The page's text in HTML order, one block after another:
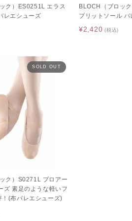
ク）ES0251L エラス
レエシューズ
BLOCH（ブロッ
プリットソール バ
¥2,420 (税込)
SOLD OUT
ク）S0271L プロアー
ズ 素足のような軽いフ
！(布バレエシューズ)